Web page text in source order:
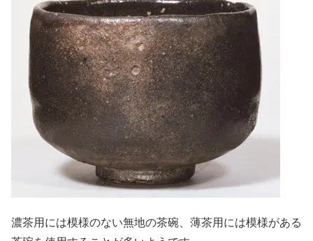
濃茶用には模様のない無地の茶碗、薄茶用には模様がある